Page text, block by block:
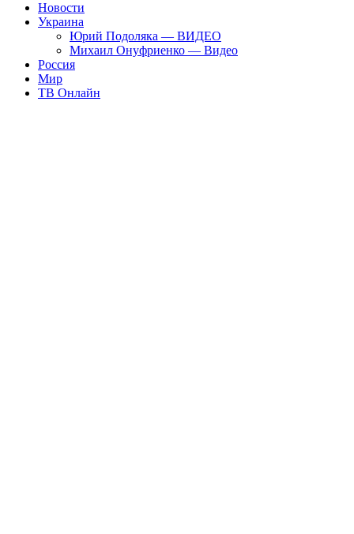
Новости
Украина
Юрий Подоляка — ВИДЕО
Михаил Онуфриенко — Видео
Россия
Мир
ТВ Онлайн